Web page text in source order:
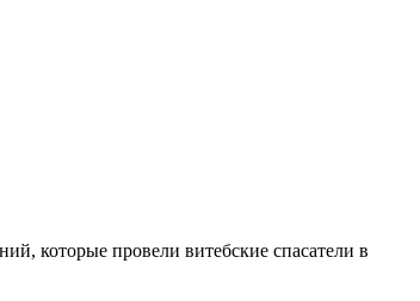
которые провели витебские спасатели в